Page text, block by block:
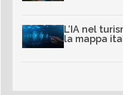
L’IA nel
la mappa